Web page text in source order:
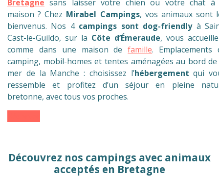
Bretagne sans laisser votre chien ou votre chat à
maison ? Chez Mirabel Campings, vos animaux sont
bienvenus. Nos 4 campings sont dog-friendlyà
Cast-le-Guildo, sur la Côte d’Émeraude, vous
comme dans une maison defamille. Emplacements
camping, mobil-homes et tentes aménagées au bord
mer de la Manche : choisissez l’hébergement qui
ressemble et profitez d’un séjour en pleine
bretonne, avec tous vos proches.
Découvrez nos campings avec animaux
acceptés en Bretagne